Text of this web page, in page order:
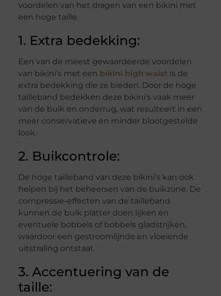
voordelen van het dragen van een bikini met
een hoge taille.
1. Extra bedekking:
Een van de meest gewaardeerde voordelen
van bikini’s met een bikini high waist is de
extra bedekking die ze bieden. Door de hoge
tailleband bedekken deze bikini’s vaak meer
van de buik en onderrug, wat resulteert in een
meer conservatieve en minder blootgestelde
look.
2. Buikcontrole:
De hoge tailleband van deze bikini’s kan ook
helpen bij het beheersen van de buikzone. De
compressie-effecten van de tailleband
kunnen de buik platter doen lijken en
eventuele bobbels of bobbels gladstrijken,
waardoor een gestroomlijnde en vloeiende
uitstraling ontstaat.
3. Accentuering van de
taille: